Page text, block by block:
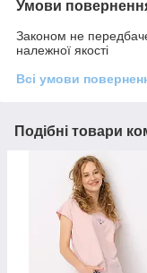
Умови
Законом не
належної якості
Всі умови
Подібні товари